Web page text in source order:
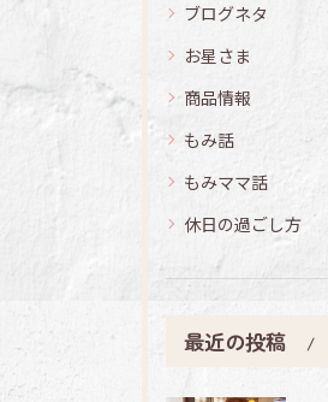
ブログネタ
お星さま
商品情報
もみ話
もみママ話
休日の過ごし方
最近の投稿